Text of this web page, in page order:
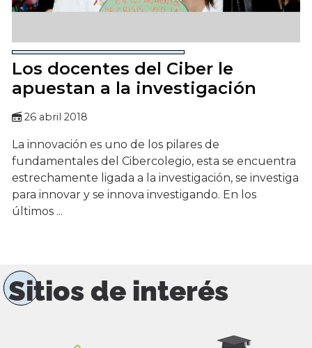
Los docentes del Ciber le
apuestan a la investigación
26 abril 2018
La innovación es uno de los pilares de
fundamentales del Cibercolegio, esta se encuentra
estrechamente ligada a la investigación, se investiga
para innovar y se innova investigando. En los
últimos ...
Sitios de interés